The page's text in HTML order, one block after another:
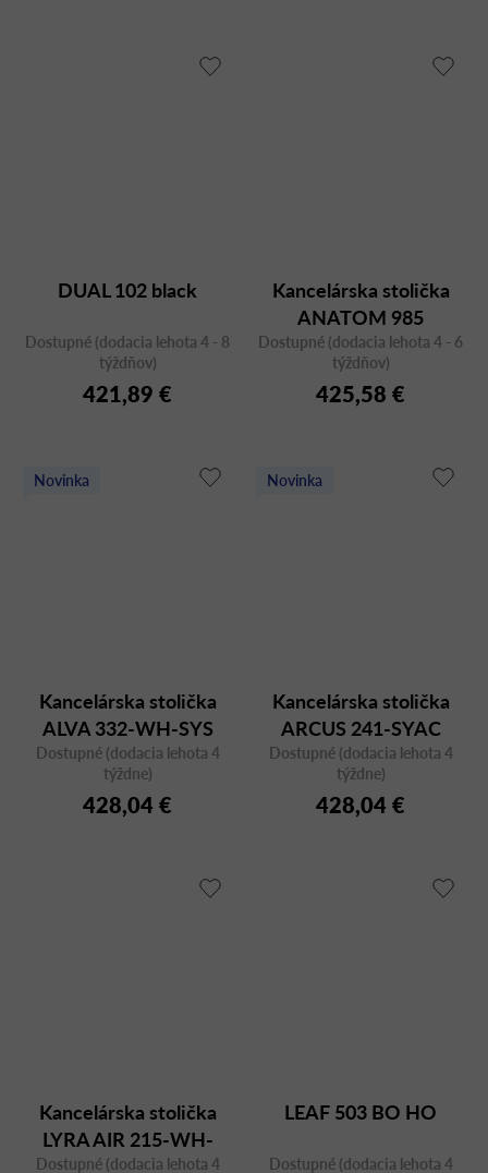
DUAL 102 black
Dostupné (dodacia lehota 4 - 8
týždňov)
421,89 €
Kancelárska stolička
ANATOM 985
Dostupné (dodacia lehota 4 - 6
týždňov)
425,58 €
Novinka
Kancelárska stolička
ALVA 332-WH-SYS
Dostupné (dodacia lehota 4
týždne)
428,04 €
Novinka
Kancelárska stolička
ARCUS 241-SYAC
Dostupné (dodacia lehota 4
týždne)
428,04 €
Kancelárska stolička
LYRA AIR 215-WH-
SYS-HO s opierkou
Dostupné (dodacia lehota 4
LEAF 503 BO HO
Dostupné (dodacia lehota 4